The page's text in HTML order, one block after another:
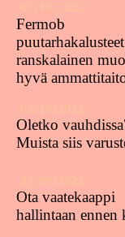
Fermob
ranskalainen
hyvä
Oletko
Muista siis
Ota vaatekaappi
hallintaan ennen